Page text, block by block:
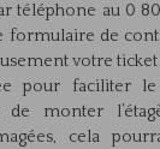
téléphone au 0
formulaire de
votre
pour faciliter
de monter
cela